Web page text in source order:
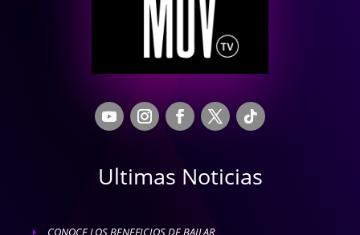
Ultimas Noticias
E CONOCE LOS BENEFICIOS DE BAILAR